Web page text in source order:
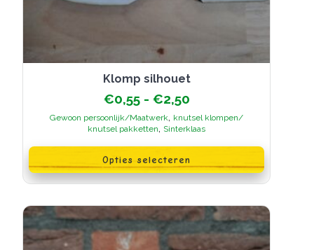
klomp silhouet
€0,55 - €2,50Prijsklasse:
€0,55
tot
Gewoon persoonlijk/Maatwerk, knutsel klompen/
knutsel pakketten, Sinterklaas
Opties selecteren
product
heeft
meerdere
variaties.
optie
kan
gekozen
worden